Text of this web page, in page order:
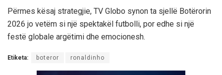
Përmes kësaj strategjie, TV Globo synon ta sjellë Botërorin
2026 jo vetëm si një spektakël futbolli, por edhe si një
festë globale argëtimi dhe emocionesh.
Etiketa: boteror ronaldinho